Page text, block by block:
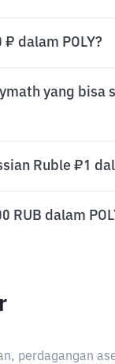
dalam POLY?
yang bisa
Ruble ₽1
RUB dalam
perdagangan